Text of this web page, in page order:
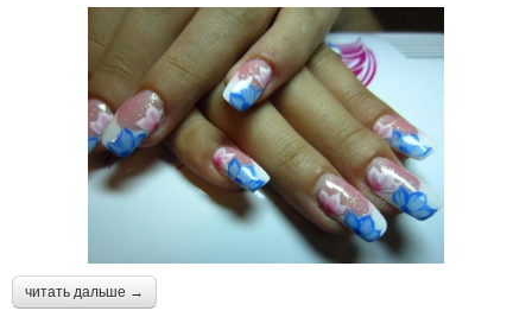
читать дальше →